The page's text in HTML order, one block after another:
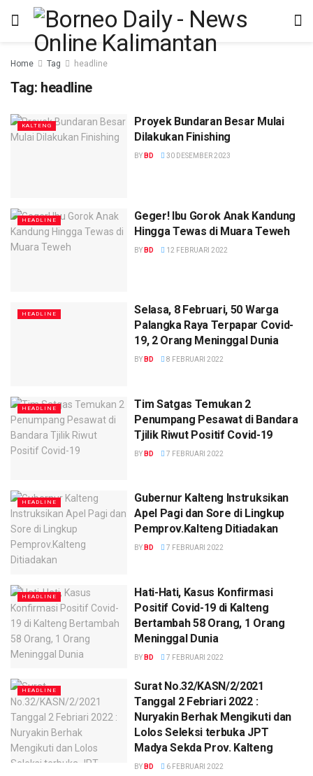
Home Tag headline
Tag: headline
KALTENG
Proyek Bundaran Besar Mulai
Dilakukan Finishing
BY BD 30 DESEMBER 2023
HEADLINE
Geger! Ibu Gorok Anak Kandung
Hingga Tewas di Muara Teweh
BY BD 12 FEBRUARI 2022
HEADLINE
Selasa, 8 Februari, 50 Warga
Palangka Raya Terpapar Covid-
19, 2 Orang Meninggal Dunia
BY BD 8 FEBRUARI 2022
HEADLINE
Tim Satgas Temukan 2
Penumpang Pesawat di Bandara
Tjilik Riwut Positif Covid-19
BY BD 7 FEBRUARI 2022
HEADLINE
Gubernur Kalteng Instruksikan
Apel Pagi dan Sore di Lingkup
Pemprov.Kalteng Ditiadakan
BY BD 7 FEBRUARI 2022
HEADLINE
Hati-Hati, Kasus Konfirmasi
Positif Covid-19 di Kalteng
Bertambah 58 Orang, 1 Orang
Meninggal Dunia
BY BD 7 FEBRUARI 2022
HEADLINE
Surat No.32/KASN/2/2021
Tanggal 2 Febriari 2022 :
Nuryakin Berhak Mengikuti dan
Lolos Seleksi terbuka JPT
Madya Sekda Prov. Kalteng
BY BD 6 FEBRUARI 2022